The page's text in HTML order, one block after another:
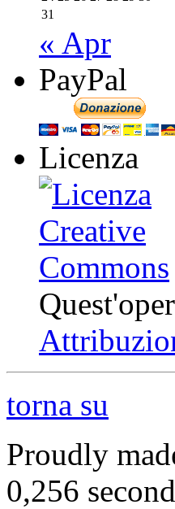
31
« Apr
PayPal
Licenza
torna su
Proudly
0,256